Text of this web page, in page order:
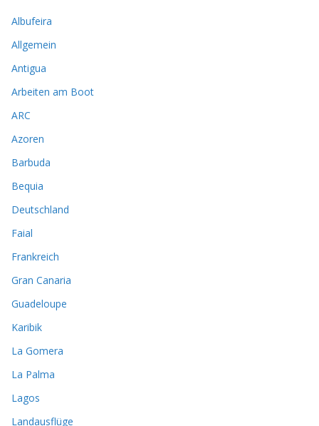
Albufeira
Allgemein
Antigua
Arbeiten am Boot
ARC
Azoren
Barbuda
Bequia
Deutschland
Faial
Frankreich
Gran Canaria
Guadeloupe
Karibik
La Gomera
La Palma
Lagos
Landausflüge